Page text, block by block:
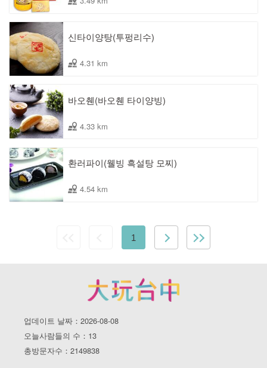
신타이양탕(투펑리수)
4.31 km
바오췐(바오췐 타이양빙)
4.33 km
환러파이(웰빙 흑설탕 모찌)
4.54 km
1
업데이트 날짜：2026-08-08
오늘사람들의 수：13
총방문자수：2149838